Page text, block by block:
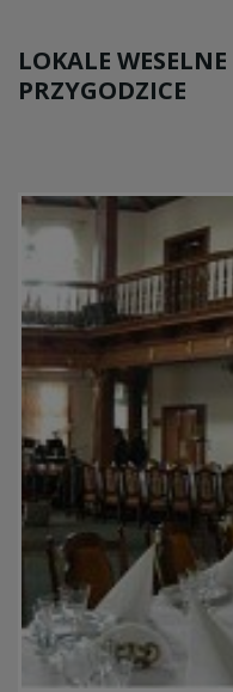
LOKALE
PRZYGODZICE